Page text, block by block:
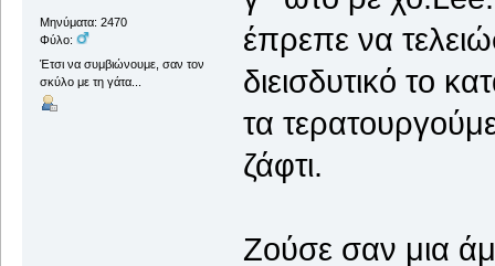
Μηνύματα: 2470
Φύλο:
Έτσι να συμβιώνουμε, σαν τον
σκύλο με τη γάτα...
έπρεπε να
διεισδυτικό το
τα
ζάφτι.
Ζούσε σαν μια